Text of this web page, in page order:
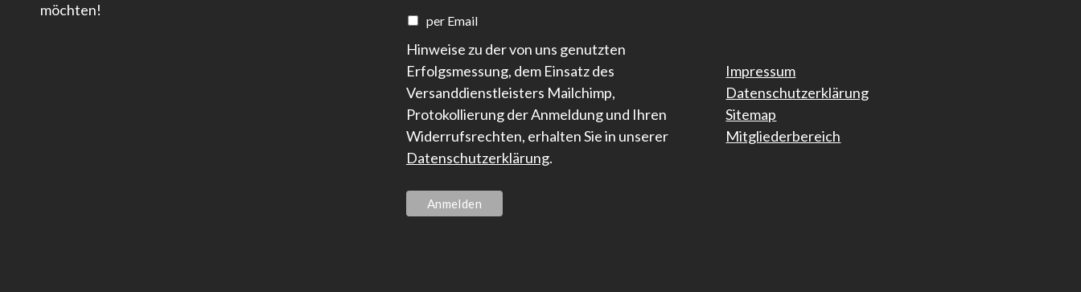
möchten!
per Email
Hinweise zu der von uns genutzten
Erfolgsmessung, dem Einsatz des
Versanddienstleisters Mailchimp,
Protokollierung der Anmeldung und Ihren
Widerrufsrechten, erhalten Sie in unserer
Datenschutzerklärung.
Impressum
Datenschutzerklärung
Sitemap
Mitgliederbereich